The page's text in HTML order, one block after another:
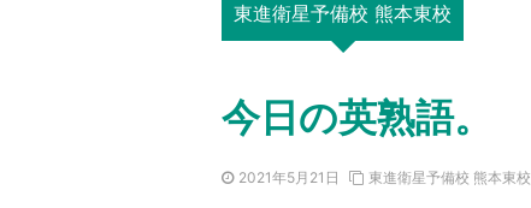
東進衛星予備校 熊本東校
今日の英熟語。
2021年5月21日 東進衛星予備校 熊本東校